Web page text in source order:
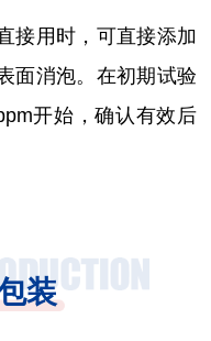
接用时 ， 可直接添加
面消泡。在初期试验
开始，确认有效后
装